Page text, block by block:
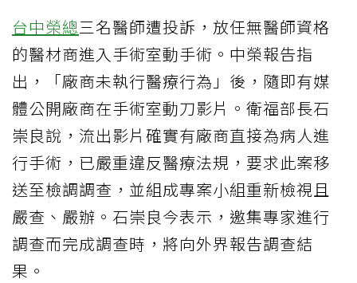
台中榮總三名醫師遭投訴，放任無醫師資格
的醫材商進入手術室動手術。中榮報告指
出，「廠商未執行醫療行為」後，隨即有媒
體公開廠商在手術室動刀影片。衛福部長石
崇良說，流出影片確實有廠商直接為病人進
行手術，已嚴重違反醫療法規，要求此案移
送至檢調調查，並組成專案小組重新檢視且
嚴查、嚴辦。石崇良今表示，邀集專家進行
調查而完成調查時，將向外界報告調查結
果。